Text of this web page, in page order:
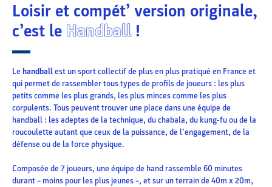
Loisir et compét’ version originale,
c’est le Handball!
Lehandballest un sport collectif de plus en plus pratiqué en France et
qui permet de rassembler tous types de profils de joueurs : les plus
petits comme les plus grands, les plus minces comme les plus
corpulents. Tous peuvent trouver une place dans une équipe de
handball : les adeptes de la technique, du chabala, du kung-fu ou de la
roucoulette autant que ceux de la puissance, de l’engagement, de la
défense ou de la force physique.
Composée de 7 joueurs, une équipe de hand rassemble 60 minutes
durant – moins pour les plus jeunes –, et sur un terrain de 40m x 20m,